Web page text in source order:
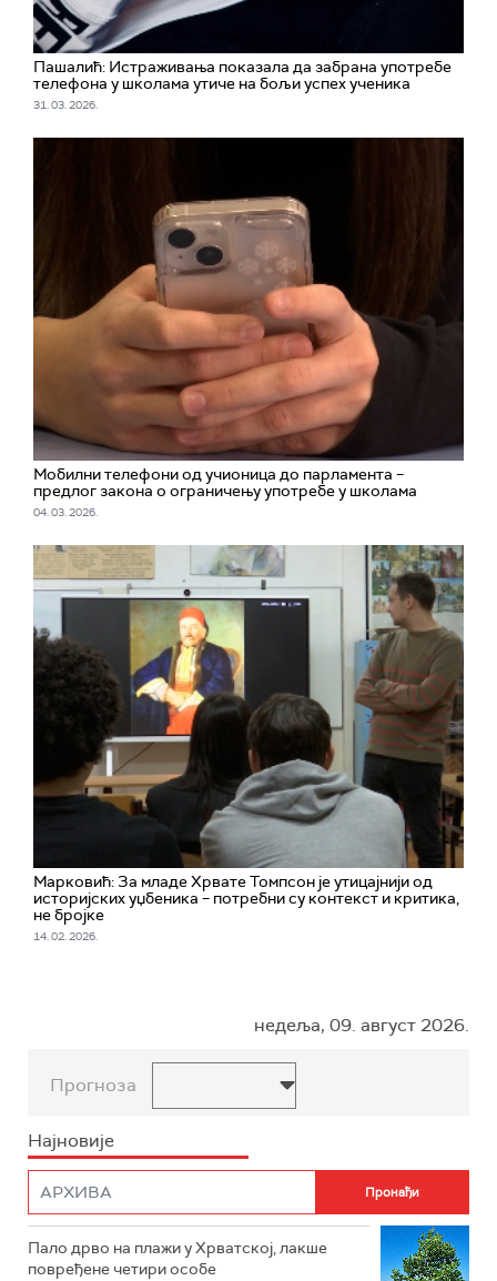
Пашалић: Истраживања показала да забрана употребе
телефона у школама утиче на бољи успех ученика
31. 03. 2026.
Мобилни телефони од учионица до парламента –
предлог закона о ограничењу употребе у школама
04. 03. 2026.
Марковић: За младе Хрвате Томпсон је утицајнији од
историјских уџбеника – потребни су контекст и критика,
не бројке
14. 02. 2026.
недеља, 09. август 2026.
Прогноза
Најновије
Пало дрво на плажи у Хрватској, лакше
повређене четири особе